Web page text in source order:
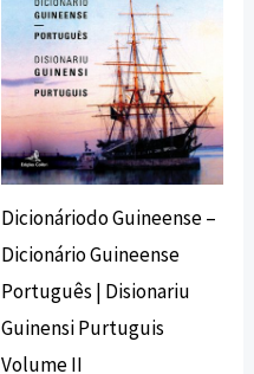
Dicionáriodo Guineense –
Dicionário Guineense
Português | Disionariu
Guinensi Purtuguis
Volume II